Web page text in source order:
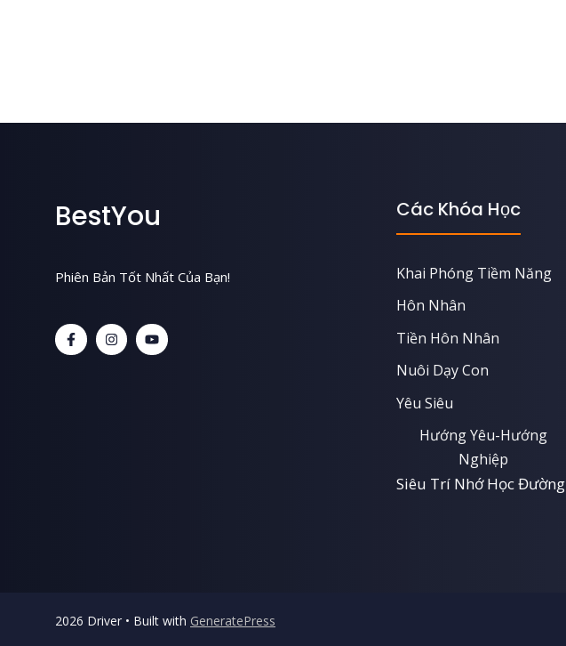
BestYou
Phiên Bản Tốt Nhất Của Bạn!
Các Khóa Học
Khai Phóng Tiềm Năng
Hôn Nhân
Tiền Hôn Nhân
Nuôi Dạy Con
Yêu Siêu
Hướng Yêu-Hướng
Nghiệp
Siêu Trí Nhớ Học Đường
2026 Driver • Built with GeneratePress